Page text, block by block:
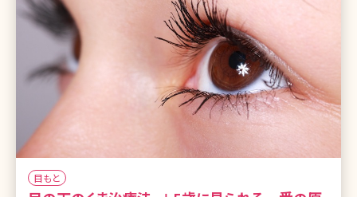
目もと